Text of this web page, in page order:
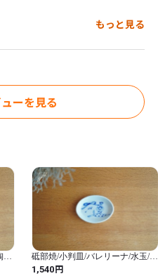
もっと見る
ーを見る
房
砥部焼/小判皿/バレリーナ/水玉/森
陶房kaori
1,540円